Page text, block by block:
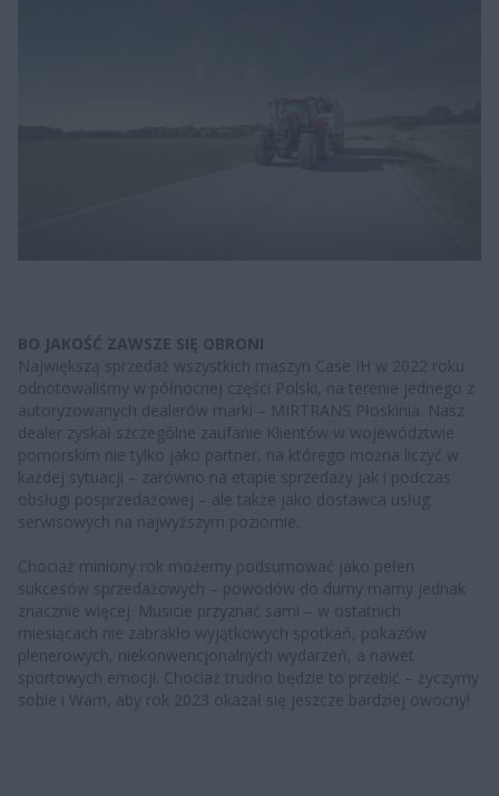
BO JAKOŚĆ ZAWSZE SIĘ OBRONI
Największą sprzedaż wszystkich maszyn Case IH w 2022 roku
odnotowaliśmy w północnej części Polski, na terenie jednego z
autoryzowanych dealerów marki – MIRTRANS Płoskinia. Nasz
dealer zyskał szczególne zaufanie Klientów w województwie
pomorskim nie tylko jako partner, na którego można liczyć w
każdej sytuacji – zarówno na etapie sprzedaży jak i podczas
obsługi posprzedażowej ­­– ale także jako dostawca usług
serwisowych na najwyższym poziomie.
Chociaż miniony rok możemy podsumować jako pełen
sukcesów sprzedażowych – powodów do dumy mamy jednak
znacznie więcej. Musicie przyznać sami – w ostatnich
miesiącach nie zabrakło wyjątkowych spotkań, pokazów
plenerowych, niekonwencjonalnych wydarzeń, a nawet
sportowych emocji. Chociaż trudno będzie to przebić – życzymy
sobie i Wam, aby rok 2023 okazał się jeszcze bardziej owocny!